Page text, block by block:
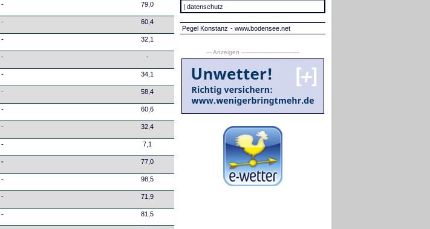
- 79,0
- 60,4
- 32,1
- -
- 34,1
- 58,4
- 60,6
- 32,4
- 7,1
- 77,0
- 98,5
- 71,9
- 81,5
| datenschutz
Pegel Konstanz - www.bodensee.net
--- Anzeigen --------------------------------